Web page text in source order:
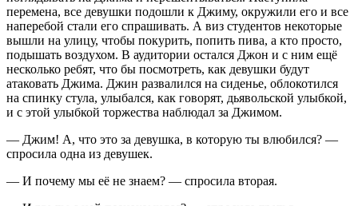
перемена, все девушки подошли к Джиму, окружили его и все
наперебой стали его спрашивать. А виз студентов некоторые
вышли на улицу, чтобы покурить, попить пива, а кто просто,
подышать воздухом. В аудитории остался Джон и с ним ещё
несколько ребят, что бы посмотреть, как девушки будут
атаковать Джима. Джин развалился на сиденье, облокотился
на спинку стула, улыбался, как говорят, дьявольской улыбкой,
и с этой улыбкой торжества наблюдал за Джимом.
— Джим! А, что это за девушка, в которую ты влюбился? —
спросила одна из девушек.
— И почему мы её не знаем? — спросила вторая.